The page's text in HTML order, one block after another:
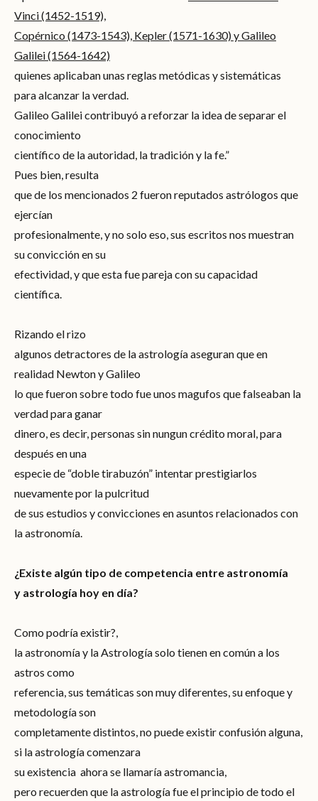
Vinci (1452-1519),
Copérnico (1473-1543), Kepler (1571-1630) y Galileo
Galilei (1564-1642)
quienes aplicaban unas reglas metódicas y sistemáticas
para alcanzar la verdad.
Galileo Galilei contribuyó a reforzar la idea de separar el
conocimiento
científico de la autoridad, la tradición y la fe.”
Pues bien, resulta
que de los mencionados 2 fueron reputados astrólogos que
ejercían
profesionalmente, y no solo eso, sus escritos nos muestran
su convicción en su
efectividad, y que esta fue pareja con su capacidad
científica.
Rizando el rizo
algunos detractores de la astrología aseguran que en
realidad Newton y Galileo
lo que fueron sobre todo fue unos magufos que falseaban la
verdad para ganar
dinero, es decir, personas sin nungun crédito moral, para
después en una
especie de “doble tirabuzón” intentar prestigiarlos
nuevamente por la pulcritud
de sus estudios y convicciones en asuntos relacionados con
la astronomía.
¿Existe algún tipo de competencia entre astronomía
y astrología hoy en día?
Como podría existir?,
la astronomía y la Astrología solo tienen en común a los
astros como
referencia, sus temáticas son muy diferentes, su enfoque y
metodología son
completamente distintos, no puede existir confusión alguna,
si la astrología comenzara
su existencia ahora se llamaría astromancia,
pero recuerden que la astrología fue el principio de todo el